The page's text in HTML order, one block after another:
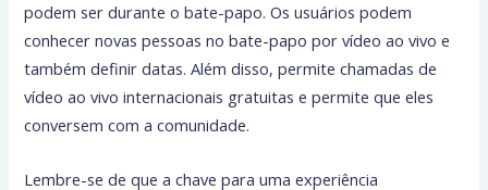
podem ser durante o bate-papo. Os usuários podem
conhecer novas pessoas no bate-papo por vídeo ao vivo e
também definir datas. Além disso, permite chamadas de
vídeo ao vivo internacionais gratuitas e permite que eles
conversem com a comunidade.
Lembre-se de que a chave para uma experiência